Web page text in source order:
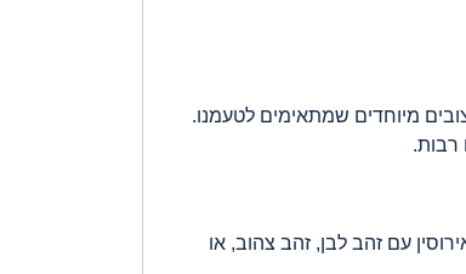
מיוחדים שמתאימים לטעמנו.
רבות.
עם זהב לבן, זהב צהוב, או